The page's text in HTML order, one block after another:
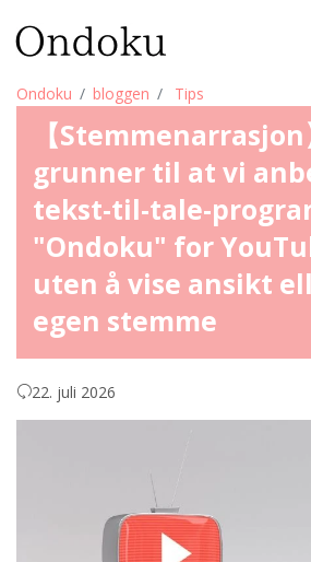
Ondoku bloggen Tips
【Stemmenarrasjon
grunner til at vi
tekst-til-tale-
"Ondoku" for
uten å vise ansikt
egen stemme
22. juli 2026